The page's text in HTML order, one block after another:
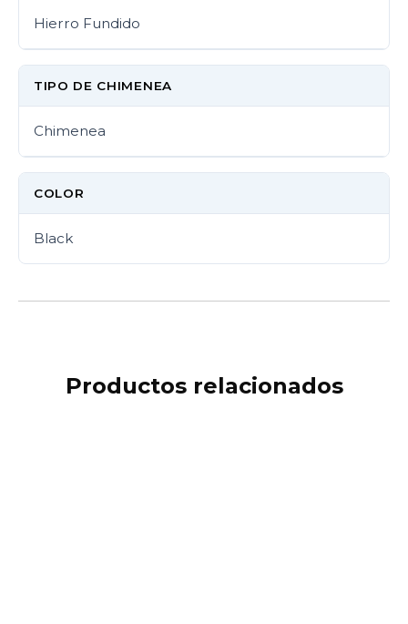
Hierro Fundido
TIPO DE CHIMENEA
Chimenea
COLOR
Black
Productos relacionados